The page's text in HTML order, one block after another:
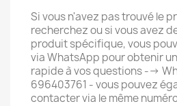
Si vous n'avez pas trouvé le
recherchez ou si vous avez
produit spécifique, vous
via WhatsApp pour obtenir
rapide à vos questions -->
696403761 - vous pouvez
contacter via le même